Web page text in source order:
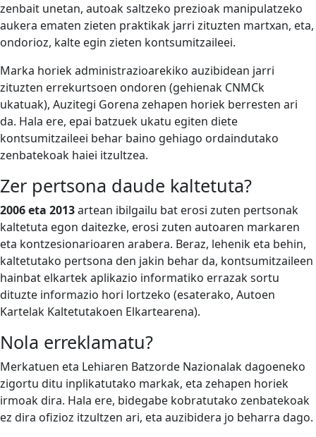
zenbait unetan, autoak saltzeko prezioak manipulatzeko
aukera ematen zieten praktikak jarri zituzten martxan, eta,
ondorioz, kalte egin zieten kontsumitzaileei.
Marka horiek administrazioarekiko auzibidean jarri
zituzten errekurtsoen ondoren (gehienak CNMCk
ukatuak), Auzitegi Gorena zehapen horiek berresten ari
da. Hala ere, epai batzuek ukatu egiten diete
kontsumitzaileei behar baino gehiago ordaindutako
zenbatekoak haiei itzultzea.
Zer pertsona daude kaltetuta?
2006 eta 2013artean ibilgailu bat erosi zuten pertsonak
kaltetuta egon daitezke, erosi zuten autoaren markaren
eta kontzesionarioaren arabera. Beraz, lehenik eta behin,
kaltetutako pertsona den jakin behar da, kontsumitzaileen
hainbat elkartek aplikazio informatiko errazak sortu
dituzte informazio hori lortzeko (esaterako, Autoen
Kartelak Kaltetutakoen Elkartearena).
Nola erreklamatu?
Merkatuen eta Lehiaren Batzorde Nazionalak dagoeneko
zigortu ditu inplikatutako markak, eta zehapen horiek
irmoak dira. Hala ere, bidegabe kobratutako zenbatekoak
ez dira ofizioz itzultzen ari, eta auzibidera jo beharra dago.